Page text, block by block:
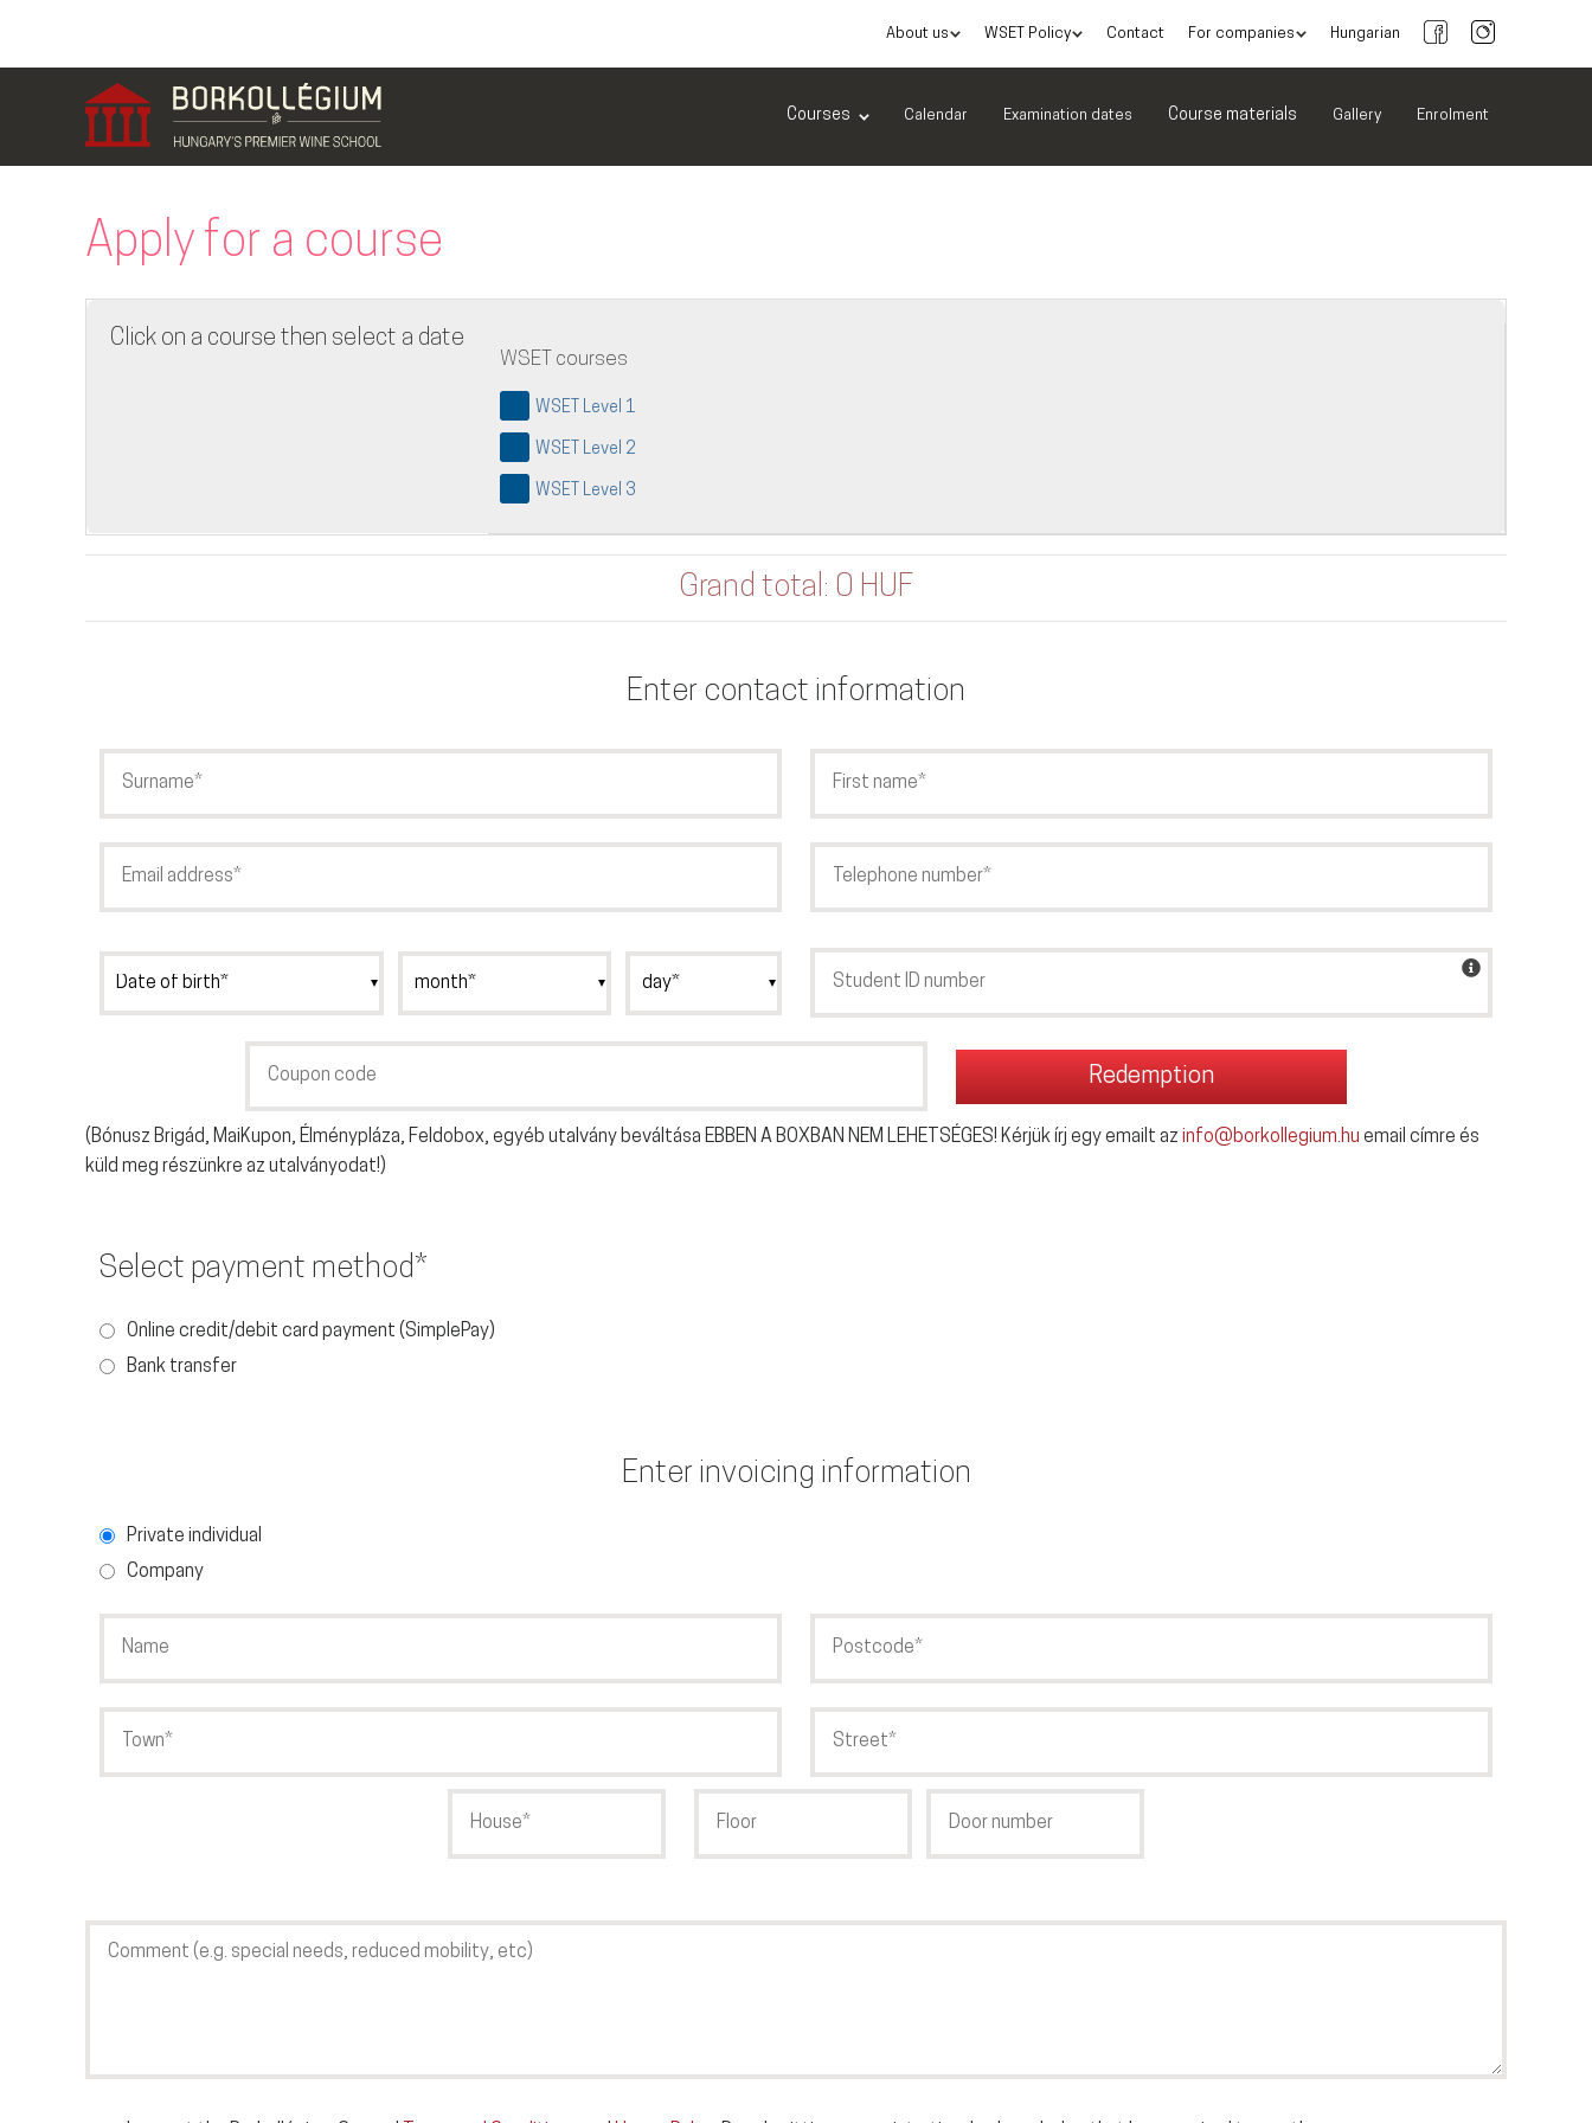
About us WSET Policy Contact For companies Hungarian
Courses Calendar Examination dates Course materials Gallery Enrolment
Apply for a course
Click on a course then select a date
WSET courses
WSET Level 1
WSET Level 2
WSET Level 3
Grand total: 0 HUF
Enter contact information
(Bónusz Brigád, MaiKupon, Élménypláza, Feldobox, egyéb utalvány beváltása EBBEN A BOXBAN NEM LEHETSÉGES! Kérjük írj egy emailt az info@borkollegium.hu email címre és
küld meg részünkre az utalványodat!)
Select payment method*
Online credit/debit card payment (SimplePay)
Bank transfer
Enter invoicing information
Private individual
Company